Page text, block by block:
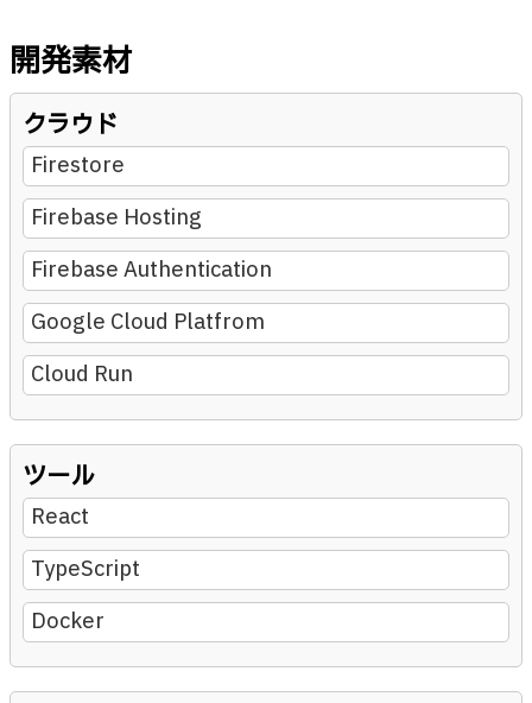
開発素材
クラウド
Firestore
Firebase Hosting
Firebase Authentication
Google Cloud Platfrom
Cloud Run
ツール
React
TypeScript
Docker